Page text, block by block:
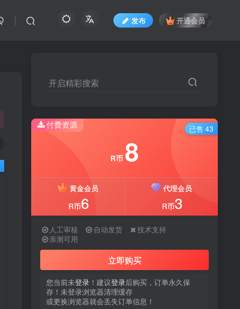
发布 开通会员
开启精彩搜索
付费资源
R币 8
黄金会员
R币6
代理会员
R币3
人工审核 自动发货
技术支持
亲测可用
立即购买
您当前未登录 ！建议登录后购买，订单永久保
存！未登录浏览器清理缓存
或更换浏览器就会丢失订单信息！
已售 43